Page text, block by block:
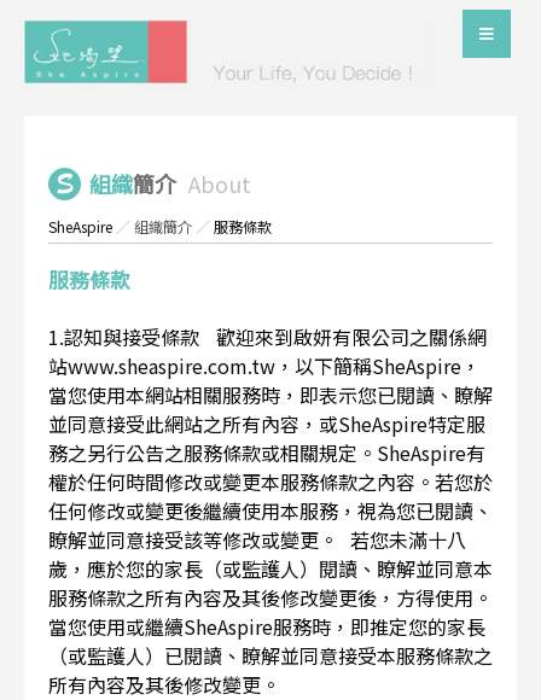
組織簡介 About
SheAspire ／組織簡介 ／服務條款
服務條款
1.認知與接受條款 歡迎來到啟妍有限公司之關係網
站www.sheaspire.com.tw，以下簡稱SheAspire，
當您使用本網站相關服務時，即表示您已閱讀、瞭解
並同意接受此網站之所有內容，或SheAspire特定服
務之另行公告之服務條款或相關規定。SheAspire有
權於任何時間修改或變更本服務條款之內容。若您於
任何修改或變更後繼續使用本服務，視為您已閱讀、
瞭解並同意接受該等修改或變更。 若您未滿十八
歲，應於您的家長（或監護人）閱讀、瞭解並同意本
服務條款之所有內容及其後修改變更後，方得使用。
當您使用或繼續SheAspire服務時，即推定您的家長
（或監護人）已閱讀、瞭解並同意接受本服務條款之
所有內容及其後修改變更。